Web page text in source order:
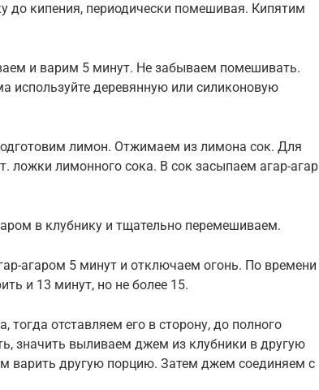
до кипения, периодически помешивая. Кипятим
и варим 5 минут. Не забываем помешивать.
используйте деревянную или силиконовую
лимон. Отжимаем из лимона сок. Для
ложки лимонного сока. В сок засыпаем агар-агар
в клубнику и тщательно перемешиваем.
агаром 5 минут и отключаем огонь. По времени
и 13 минут, но не более 15.
отставляем его в сторону, до полного
значить выливаем джем из клубники в другую
варить другую порцию. Затем джем соединяем с